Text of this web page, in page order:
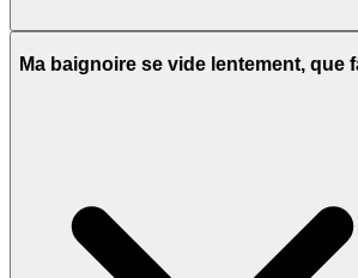
Ma baignoire se vide lentement, que